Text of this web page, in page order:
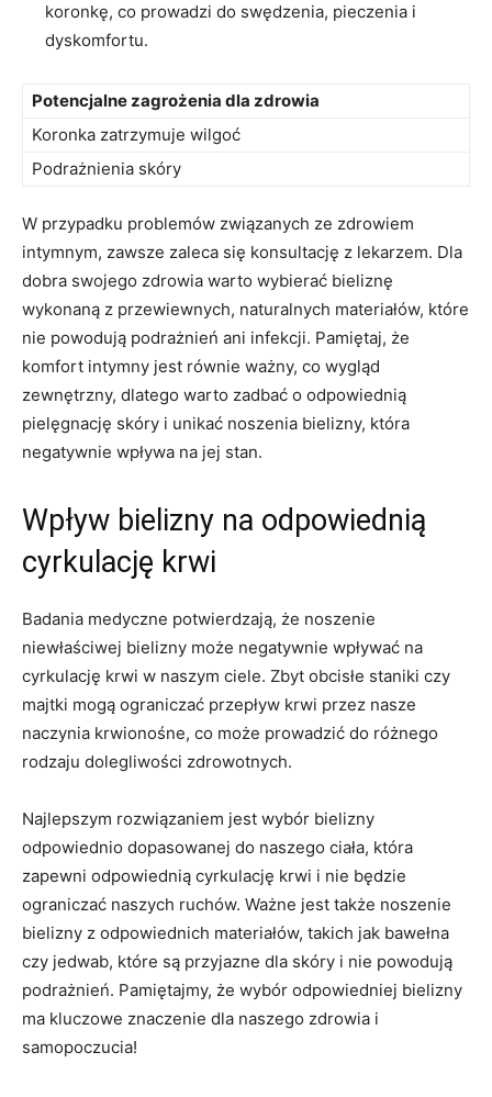
koronkę,⁤ co prowadzi do ​swędzenia,‍ pieczenia‍ i
dyskomfortu.
Potencjalne​ zagrożenia dla zdrowia
Koronka zatrzymuje wilgoć
Podrażnienia skóry
W przypadku problemów związanych ze zdrowiem
intymnym, zawsze zaleca‌ się konsultację z lekarzem. Dla
dobra swojego zdrowia warto wybierać bieliznę
wykonaną z przewiewnych, naturalnych materiałów, które
nie powodują podrażnień ani infekcji. Pamiętaj, że
komfort intymny jest równie ważny, co wygląd
zewnętrzny, dlatego ‍warto zadbać ⁤o‍ odpowiednią⁢
pielęgnację skóry i unikać noszenia ‍bielizny, która
negatywnie wpływa⁢ na jej stan.
Wpływ bielizny na odpowiednią
‍cyrkulację krwi
Badania medyczne​ potwierdzają,⁢ że noszenie
niewłaściwej bielizny może negatywnie wpływać na‌
cyrkulację krwi ⁢w ‍naszym⁤ ciele. Zbyt obcisłe staniki czy‍
majtki mogą ograniczać przepływ​ krwi przez nasze ​
naczynia krwionośne, co może prowadzić do‌ różnego
rodzaju dolegliwości ​zdrowotnych.
Najlepszym rozwiązaniem jest‌ wybór bielizny
odpowiednio⁤ dopasowanej do naszego⁣ ciała, która‍
zapewni⁢ odpowiednią cyrkulację krwi i nie będzie
ograniczać ⁤naszych ruchów. Ważne ⁢jest także​ noszenie
bielizny z odpowiednich materiałów,⁣ takich jak bawełna
czy jedwab, które są przyjazne dla skóry i ⁣nie powodują
podrażnień. Pamiętajmy, że ‌wybór⁤ odpowiedniej bielizny
ma kluczowe znaczenie dla naszego‌ zdrowia i
samopoczucia!